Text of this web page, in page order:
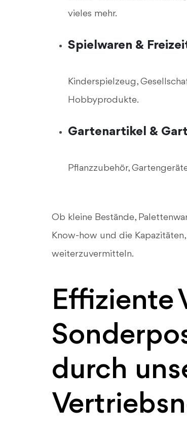
vieles mehr.
Spielwaren &
Kinderspielzeug,
Hobbyprodukte.
Gartenartikel &
Pflanzzubehör,
Ob kleine Bestände,
Know-how und die
weiterzuvermitteln.
Effiziente
durch